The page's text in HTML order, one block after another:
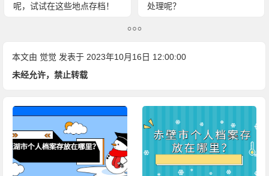
呢，试试在这些地点存档！
处理呢？
本文由 觉觉 发表于 2023年10月16日 12:00:00
未经允许，禁止转载